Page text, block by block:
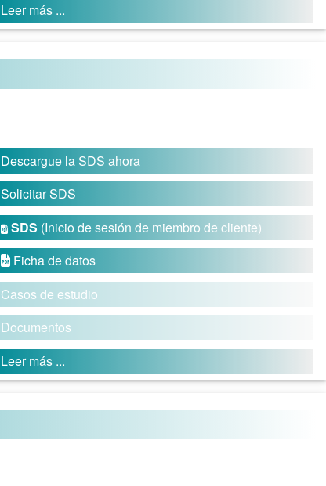
Leer más ...
Descargue la SDS ahora
Solicitar SDS
 SDS (Inicio de sesión de miembro de cliente)
 Ficha de datos
Casos de estudio
Documentos
Leer más ...